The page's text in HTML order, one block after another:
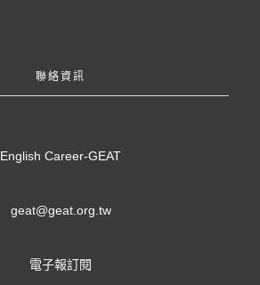
聯絡資訊
English Career-GEAT
geat@geat.org.tw
電子報訂閱